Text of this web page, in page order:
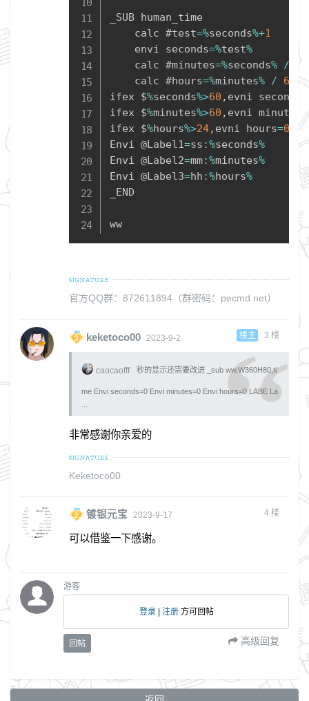
_SUB human_time
    calc #test
=%seconds%+1
    envi seconds
=%test%
    calc #minutes
=%seconds% /
60
    calc #hours
=%minutes% /
60
ifex $%seconds%>60 , evni seconds
ifex $%minutes%>60 , evni minutes =
ifex $%hours%>24, evni hours=0
Envi @Label1=ss :%seconds%
Envi @Label2=mm:%minutes%
Envi @Label3=hh :%hours%
_END
ww
官方QQ群：872611894（群密码：pecmd.net）
keketoco00 2023-9-2 楼主 3 楼
caocaofff 秒的显示还需要改进 _sub ww,W360H80,ti
me Envi seconds=0 Envi minutes=0 Envi hours=0 LABE La
非常感谢你亲爱的
Keketoco00
镀银元宝 2023-9-17 4 楼
可以借鉴一下感谢。
游客
登录| 注册方可回帖
回帖 高级回复